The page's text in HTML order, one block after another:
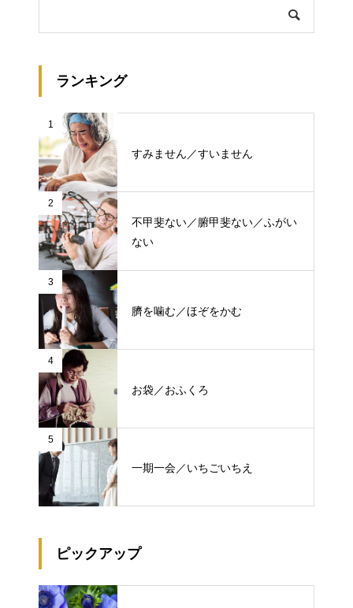
ランキング
1
すみません／すいません
2
不甲斐ない／腑甲斐ない／ふがい
ない
3
臍を噛む／ほぞをかむ
4
お袋／おふくろ
5
一期一会／いちごいちえ
ピックアップ